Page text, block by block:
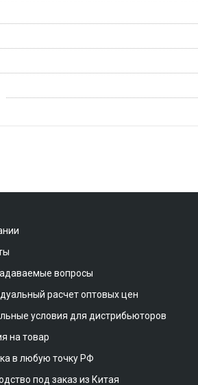
вопросы
расчет оптовых цен
условия для дистрибьюторов
на товар
в любую точку РФ
под заказ из Китая